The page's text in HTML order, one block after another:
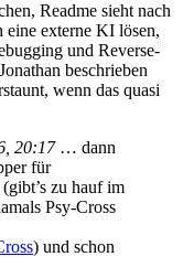
Readme sieht nach
externe KI lösen,
und Reverse-
beschrieben
wenn das quasi
20:17… dann
für
zu hauf im
Psy-Cross
) und schon